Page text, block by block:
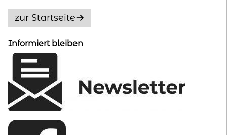
zur Startseite
Informiert bleiben